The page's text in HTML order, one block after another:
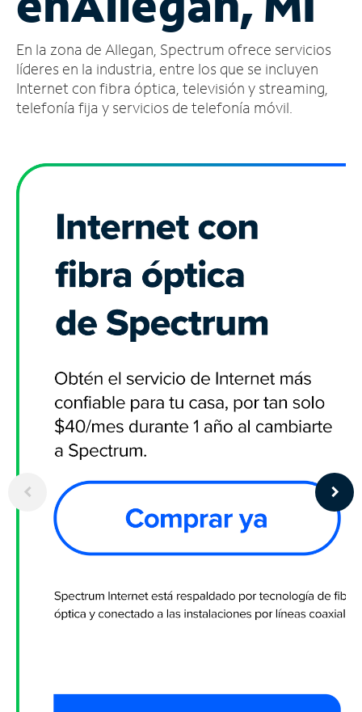
cuenta
Encuentra
una
tienda
En la zona de Allegan, Spectrum ofrece servicios
líderes en la industria, entre los que se incluyen
Internet con fibra óptica, televisión y streaming,
telefonía fija y servicios de telefonía móvil.